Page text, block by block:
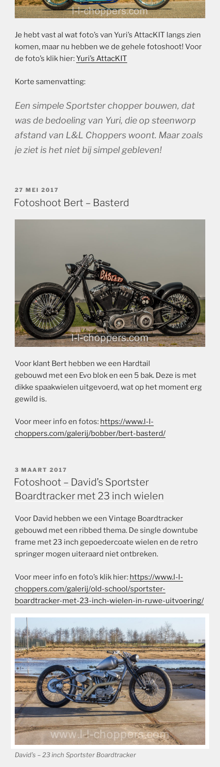
Je hebt vast al wat foto’s van Yuri’s AttacKIT langs zien
komen, maar nu hebben we de gehele fotoshoot! Voor
de foto’s klik hier:Yuri’s AttacKIT
Korte samenvatting:
Een simpele Sportster chopper bouwen, dat
was de bedoeling van Yuri, die op steenworp
afstand van L&L Choppers woont. Maar zoals
je ziet is het niet bij simpel gebleven!
GEPLAATST
OP
27 MEI 2017
Fotoshoot Bert – Basterd
Voor klant Bert hebben we een Hardtail
gebouwd met een Evo blok en een 5 bak. Deze is met
dikke spaakwielen uitgevoerd, wat op het moment erg
gewild is.
Voor meer info en fotos: https://www.l-l-
choppers.com/galerij/bobber/bert-basterd/
GEPLAATST
OP
3 MAART 2017
Fotoshoot – David’s Sportster
Boardtracker met 23 inch wielen
Voor David hebben we een Vintage Boardtracker
gebouwd met een ribbed thema. De single downtube
frame met 23 inch gepoedercoate wielen en de retro
springer mogen uiteraard niet ontbreken.
Voor meer info en foto’s klik hier: https://www.l-l-
choppers.com/galerij/old-school/sportster-
boardtracker-met-23-inch-wielen-in-ruwe-uitvoering/
David’s – 23 inch Sportster Boardtracker